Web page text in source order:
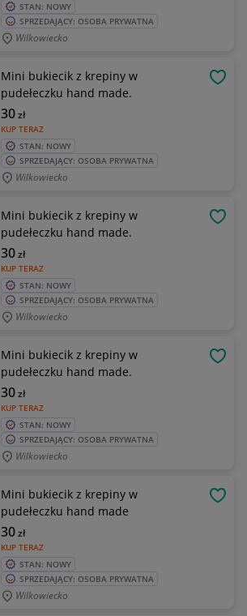
STAN: NOWY
SPRZEDAJĄCY: OSOBA PRYWATNA
Wilkowiecko
Mini bukiecik z krepiny w
pudełeczku hand made.
KUP TERAZ
30zł
STAN: NOWY
SPRZEDAJĄCY: OSOBA PRYWATNA
Wilkowiecko
Mini bukiecik z krepiny w
pudełeczku hand made.
KUP TERAZ
30zł
STAN: NOWY
SPRZEDAJĄCY: OSOBA PRYWATNA
Wilkowiecko
Mini bukiecik z krepiny w
pudełeczku hand made.
KUP TERAZ
30zł
STAN: NOWY
SPRZEDAJĄCY: OSOBA PRYWATNA
Wilkowiecko
Mini bukiecik z krepiny w
pudełeczku hand made
KUP TERAZ
30zł
STAN: NOWY
SPRZEDAJĄCY: OSOBA PRYWATNA
Wilkowiecko